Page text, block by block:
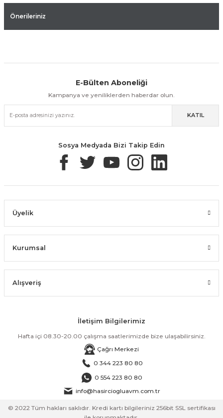
Önerileriniz
Kolay İade & Değişim Güvenli Alışveriş
Güvenli Paketleme Taksit / Havale İle Alışveriş Kolay İade & Değişim
E-Bülten Aboneliği
Kampanya ve yeniliklerden haberdar olun.
KATIL
Sosya Medyada Bizi Takip Edin
Üyelik
Kurumsal
Alışveriş
İletişim Bilgilerimiz
Hafta içi 08.30-20.00 çalışma saatlerimizde bize ulaşabilirsiniz.
Çağrı Merkezi
0 344 223 80 80
0 554 223 80 80
info@hasirciogluavm.com.tr
© 2022 Tüm hakları saklıdır. Kredi kartı bilgileriniz 256bit SSL sertifikası